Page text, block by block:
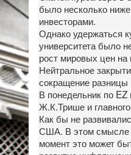
было несколько
инвесторами.
Однако удержаться
университета было
рост мировых цен
Нейтральное
сокращение разницы
В понедельник по
Ж.К.Трише и
Как бы не
США. В этом смысле
момент это может